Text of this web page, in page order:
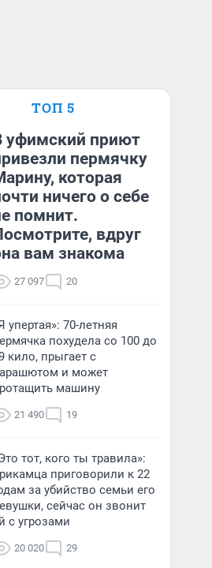
ТОП 5
уфимский приют
пермячку
которая
ничего о себе
помнит.
вдруг
вам знакома
27 097 20
упертая»: 70-летняя
похудела со 100 до
кило, прыгает с
и может
машину
21 490 19
тот, кого ты травила»:
приговорили к 22
за убийство семьи его
сейчас он звонит
с угрозами
20 020 29